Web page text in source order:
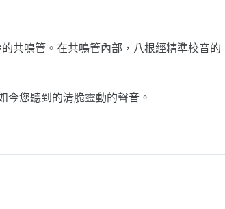
共鳴管。在共鳴管內部，八根經精準校音的
今您聽到的清脆靈動的聲音。